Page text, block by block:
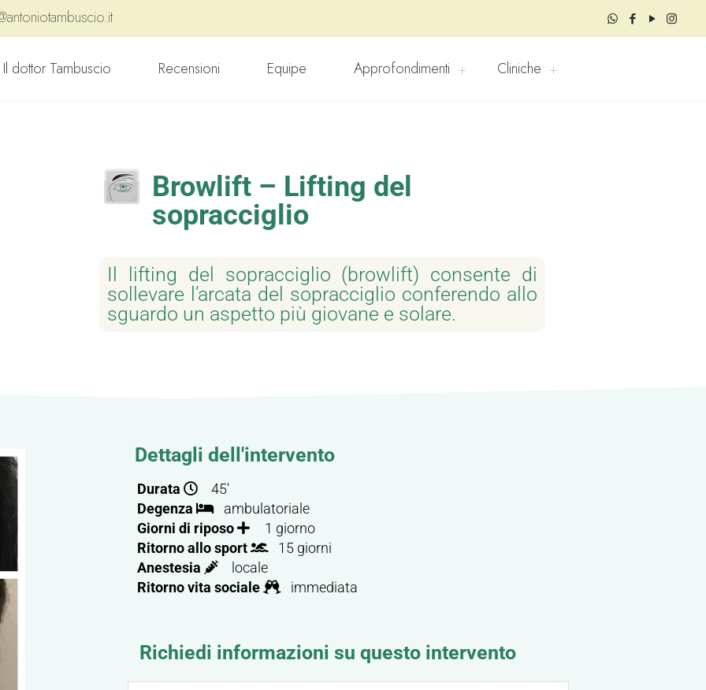
Il dottor Tambuscio Recensioni Equipe Approfondimenti Cliniche
Browlift – Lifting del
sopracciglio
Il lifting del sopracciglio (browlift) consente di
sollevare l’arcata del sopracciglio conferendo allo
sguardo un aspetto più giovane e solare.
Dettagli dell'intervento
Durata
45'
Degenza
ambulatoriale
Giorni di riposo
1 giorno
Ritorno allo sport
15 giorni
Anestesia
locale
Ritorno vita sociale
immediata
Richiedi informazioni su questo intervento